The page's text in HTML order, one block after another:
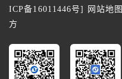
ICP备16011446号] 网站地图
方